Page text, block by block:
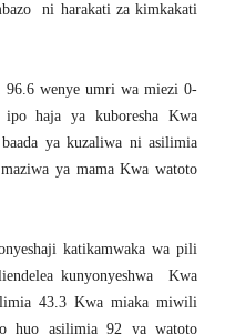
ni harakati za kimkakati
96.6 wenye umri wa miezi 0-
ipo haja ya kuboresha Kwa
ya kuzaliwa ni asilimia
ya mama Kwa watoto
katikamwaka wa pili
kunyonyeshwa Kwa
43.3 Kwa miaka miwili
huo asilimia 92 ya watoto